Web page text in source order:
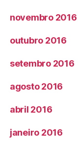
novembro 2016
outubro 2016
setembro 2016
agosto 2016
abril 2016
janeiro 2016